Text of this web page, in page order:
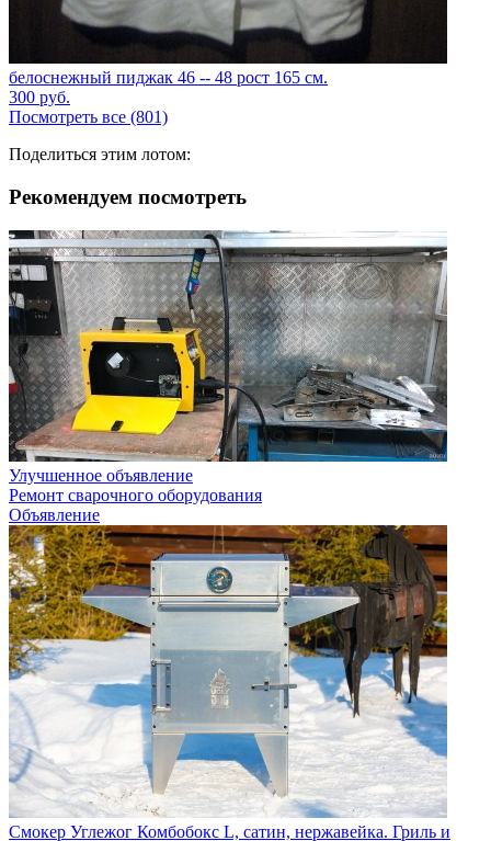
белоснежный пиджак 46 -- 48 рост 165 см.
300 руб.
Посмотреть все (801)
Поделиться этим лотом:
Рекомендуем посмотреть
Улучшенное объявление
Ремонт сварочного оборудования
Объявление
Смокер Углежог Комбобокс L, сатин, нержавейка. Гриль и